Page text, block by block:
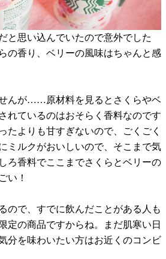
と思い込んでいたので意外でした
の香り、ベリーの風味はちゃんと感
んが……原材料を見るとさくらやベ
れているのはおそらく香料なのです
たよりも甘すぎないので、ごくごく
ミルクがおいしいので、そこまで気
ろ香料でここまでさくらとベリーの
い！
ので、すでに飲んだことがある人も
定の商品ですからね。まだ肌寒い日
分を味わいたい方はお近くのコンビ